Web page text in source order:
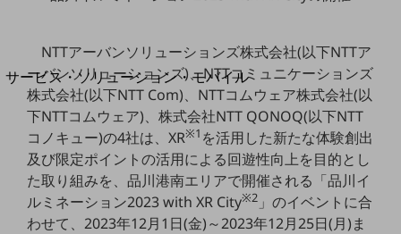
サービス・ソリューション・モバイル
サービス・ソリューションTOP
DXに関する課題を解決する
サービス・ソリューションをご紹介
カテゴリーで探す
カテゴリーで探すTOP
ネットワーク・モバイル
NTTアーバンソリューションズ株式会社(以下NTTア
ーバンソリューションズ)、NTTコミュニケーションズ
株式会社(以下NTT Com)、NTTコムウェア株式会社(以
下NTTコムウェア)、株式会社NTT QONOQ(以下NTT
コノキュー)の4社は、XR※1 を活用した新たな体験創出
及び限定ポイントの活用による回遊性向上を目的とし
た取り組みを、品川港南エリアで開催される「品川イ
ルミネーション2023 with XR City※2 」のイベントに合
わせて、2023年12月1日(金)～2023年12月25日(月)ま